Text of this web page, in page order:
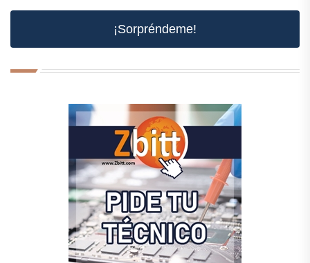
¡Sorpréndeme!